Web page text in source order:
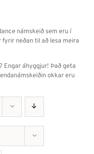
námskeið sem eru í
neðan til að lesa meira
Engar áhyggjur! Það geta
okkar eru